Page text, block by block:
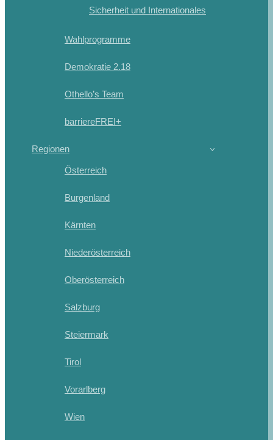
Sicherheit und Internationales
Wahlprogramme
Demokratie 2.18
Othello’s Team
barriereFREI+
Regionen
Österreich
Burgenland
Kärnten
Niederösterreich
Oberösterreich
Salzburg
Steiermark
Tirol
Vorarlberg
Wien